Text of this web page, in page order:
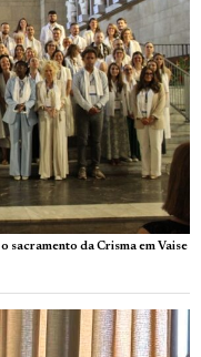
sacramento da Crisma em Vaise